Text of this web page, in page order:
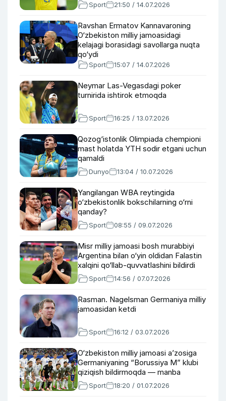
Sport 21:50 / 14.07.2026
Ravshan Ermatov Kannavaroning
O‘zbekiston milliy jamoasidagi
kelajagi borasidagi savollarga nuqta
qo‘ydi
Sport 15:07 / 14.07.2026
Neymar Las-Vegasdagi poker
turnirida ishtirok etmoqda
Sport 16:25 / 13.07.2026
Qozog‘istonlik Olimpiada chempioni
mast holatda YTH sodir etgani uchun
qamaldi
Dunyo 13:04 / 10.07.2026
Yangilangan WBA reytingida
o‘zbekistonlik bokschilarning o‘rni
qanday?
Sport 08:55 / 09.07.2026
Misr milliy jamoasi bosh murabbiyi
Argentina bilan o‘yin oldidan Falastin
xalqini qo‘llab-quvvatlashini bildirdi
Sport 14:56 / 07.07.2026
Rasman. Nagelsman Germaniya milliy
jamoasidan ketdi
Sport 16:12 / 03.07.2026
O‘zbekiston milliy jamoasi a’zosiga
Germaniyaning “Borussiya M” klubi
qiziqish bildirmoqda — manba
Sport 18:20 / 01.07.2026